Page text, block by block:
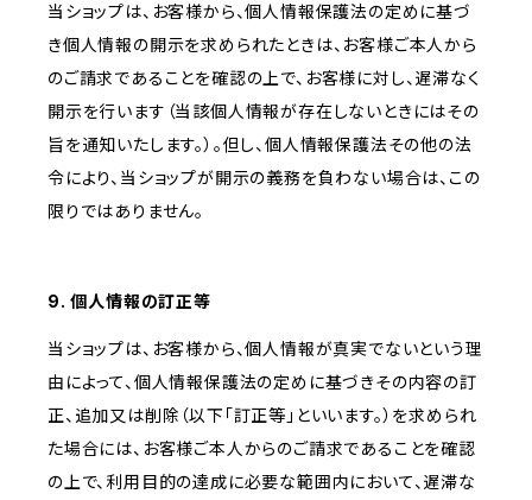
当ショップは、お客様から、個人情報保護法の定めに基づ
き個人情報の開示を求められたときは、お客様ご本人から
のご請求であることを確認の上で、お客様に対し、遅滞なく
開示を行います（当該個人情報が存在しないときにはその
旨を通知いたします。）。但し、個人情報保護法その他の法
令により、当ショップが開示の義務を負わない場合は、この
限りではありません。
9. 個人情報の訂正等
当ショップは、お客様から、個人情報が真実でないという理
由によって、個人情報保護法の定めに基づきその内容の訂
正、追加又は削除（以下「訂正等」といいます。）を求められ
た場合には、お客様ご本人からのご請求であることを確認
の上で、利用目的の達成に必要な範囲内において、遅滞な